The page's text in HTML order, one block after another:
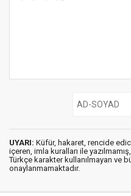
UYARI: Küfür, hakaret, rencide
içeren, imla kuralları ile yazılmamış,
Türkçe karakter kullanılmayan ve
onaylanmamaktadır.